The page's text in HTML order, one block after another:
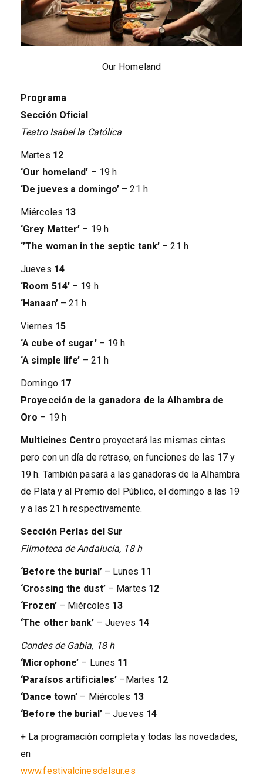
Our Homeland
Programa
Sección Oficial
Teatro Isabel la Católica
Martes 12
‘Our homeland’ – 19 h
‘De jueves a domingo’ – 21 h
Miércoles 13
‘Grey Matter’ – 19 h
‘’The woman in the septic tank’ – 21 h
Jueves 14
‘Room 514’ – 19 h
‘Hanaan’ – 21 h
Viernes 15
‘A cube of sugar’ – 19 h
‘A simple life’ – 21 h
Domingo 17
Proyección de la ganadora de la Alhambra de
Oro – 19 h
Multicines Centro proyectará las mismas cintas
pero con un día de retraso, en funciones de las 17 y
19 h. También pasará a las ganadoras de la Alhambra
de Plata y al Premio del Público, el domingo a las 19
y a las 21 h respectivamente.
Sección Perlas del Sur
Filmoteca de Andalucía, 18 h
‘Before the burial’ – Lunes 11
‘Crossing the dust’ – Martes 12
‘Frozen’ – Miércoles 13
‘The other bank’ – Jueves 14
Condes de Gabia, 18 h
‘Microphone’ – Lunes 11
‘Paraísos artificiales’ –Martes 12
‘Dance town’ – Miércoles 13
‘Before the burial’ – Jueves 14
+ La programación completa y todas las novedades,
en
www.festivalcinesdelsur.es